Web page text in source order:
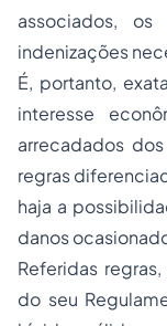
associados,
indenizações
É, portanto,
interesse
arrecadados
regras
haja a
danos
Referidas
do seu